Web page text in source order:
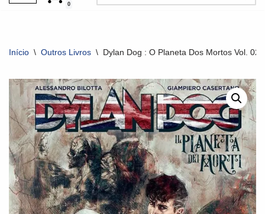
0
Início \ Outros Livros \ Dylan Dog : O Planeta Dos Mortos Vol. 02